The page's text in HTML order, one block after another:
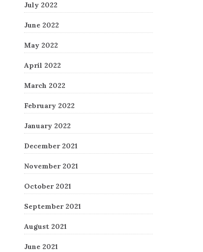
July 2022
June 2022
May 2022
April 2022
March 2022
February 2022
January 2022
December 2021
November 2021
October 2021
September 2021
August 2021
June 2021